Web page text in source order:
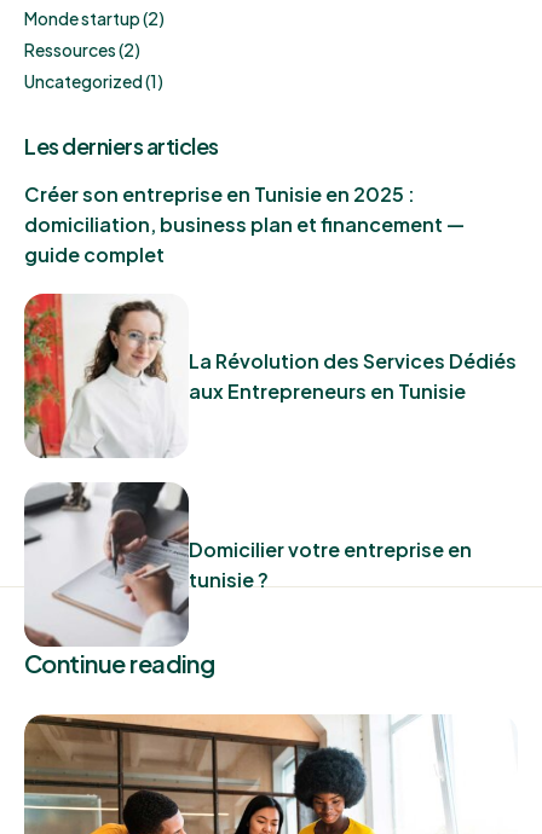
Monde startup(2)
Ressources(2)
Uncategorized(1)
Les derniers articles
Créer son entreprise en Tunisie en 2025 :
domiciliation, business plan et financement —
guide complet
La Révolution des Services Dédiés
aux Entrepreneurs en Tunisie
Domicilier votre entreprise en
tunisie ?
Continue reading